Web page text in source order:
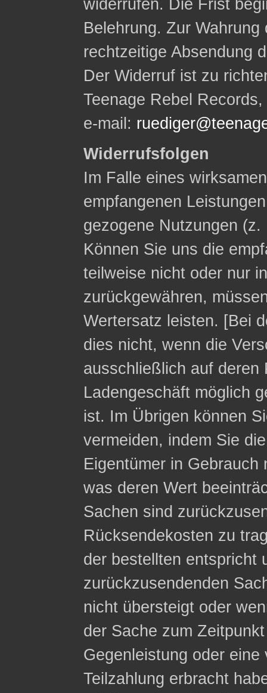
widerrufen. Die Frist
Belehrung. Zur
rechtzeitige Absendung
Der Widerruf ist zu
Teenage Rebel
e-mail:
Widerrufsfolgen
Im Falle eines
empfangenen
gezogene Nutzungen
Können Sie uns die
teilweise nicht oder nur
zurückgewähren,
Wertersatz leisten. [Bei
dies nicht, wenn die
ausschließlich auf deren
Ladengeschäft möglich
ist. Im Übrigen können
vermeiden, indem Sie
Eigentümer in
was deren Wert
Sachen sind
Rücksendekosten zu
der bestellten entspricht
zurückzusendenden
nicht übersteigt oder
der Sache zum
Gegenleistung oder
Teilzahlung erbracht